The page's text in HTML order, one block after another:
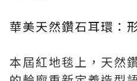
華美天然鑽石耳環：
本屆紅地毯上，天然